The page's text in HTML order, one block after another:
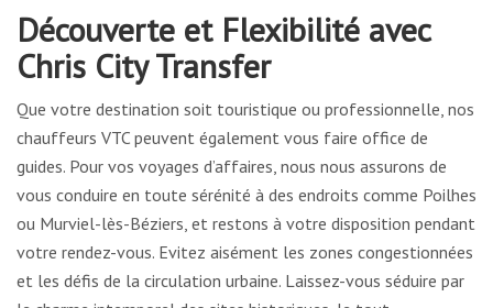
Découverte et Flexibilité avec
Chris City Transfer
Que votre destination soit touristique ou professionnelle, nos
chauffeurs VTC peuvent également vous faire office de
guides. Pour vos voyages d’affaires, nous nous assurons de
vous conduire en toute sérénité à des endroits comme Poilhes
ou Murviel-lès-Béziers, et restons à votre disposition pendant
votre rendez-vous. Evitez aisément les zones congestionnées
et les défis de la circulation urbaine. Laissez-vous séduire par